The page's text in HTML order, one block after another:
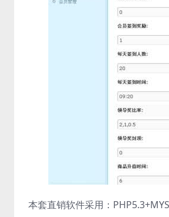
本套直销软件采用：